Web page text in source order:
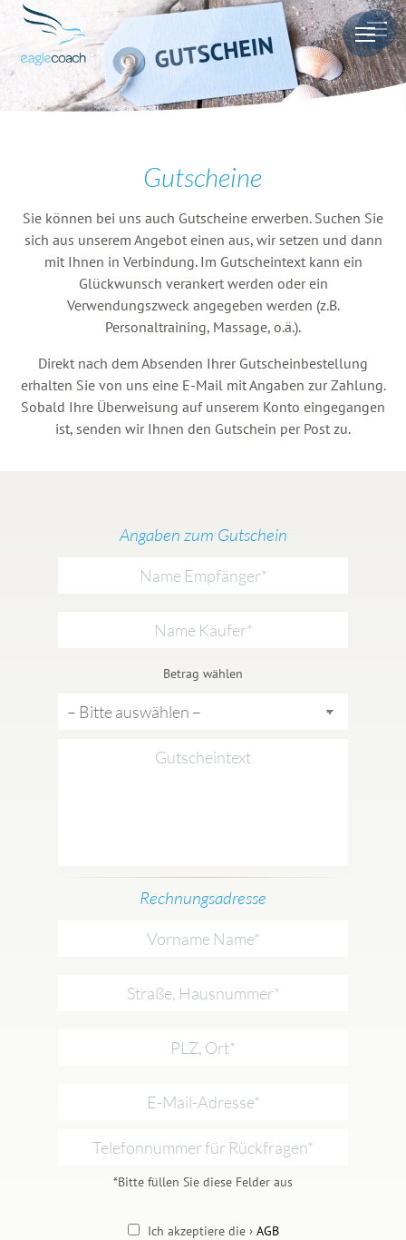
Gutscheine
Sie können bei uns auch Gutscheine erwerben. Suchen Sie
sich aus unserem Angebot einen aus, wir setzen und dann
mit Ihnen in Verbindung. Im Gutscheintext kann ein
Glückwunsch verankert werden oder ein
Verwendungszweck angegeben werden (z.B.
Personaltraining, Massage, o.ä.).
Direkt nach dem Absenden Ihrer Gutscheinbestellung
erhalten Sie von uns eine E-Mail mit Angaben zur Zahlung.
Sobald Ihre Überweisung auf unserem Konto eingegangen
ist, senden wir Ihnen den Gutschein per Post zu.
Angaben zum Gutschein
Betrag wählen
Rechnungsadresse
*Bitte füllen Sie diese Felder aus
Ich akzeptiere die › AGB